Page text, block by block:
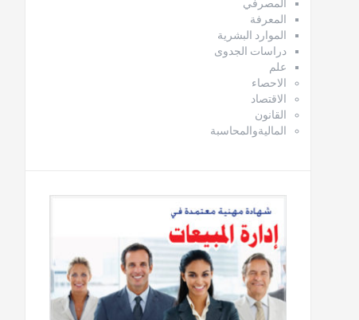
المصرفي
المعرفة
الموارد البشرية
دراسات الجدوى
علم
الاحصاء
الاقتصاد
القانون
الماليةوالمحاسبة